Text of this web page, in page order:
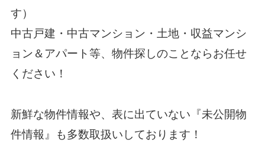
す）
中古戸建・中古マンション・土地・収益マンシ
ョン＆アパート等、物件探しのことならお任せ
ください！
新鮮な物件情報や、表に出ていない『未公開物
件情報』も多数取扱いしております！